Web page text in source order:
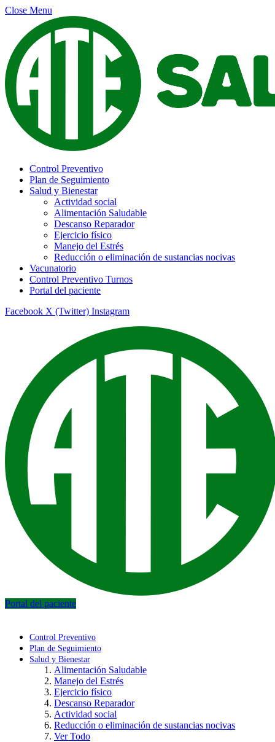
Close Menu
Control Preventivo
Plan de Seguimiento
Salud y Bienestar
Actividad social
Alimentación Saludable
Descanso Reparador
Ejercicio físico
Manejo del Estrés
Reducción o eliminación de sustancias nocivas
Vacunatorio
Control Preventivo Turnos
Portal del paciente
Facebook X (Twitter) Instagram
Portal del paciente
Control Preventivo
Plan de Seguimiento
Salud y Bienestar
Alimentación Saludable
Manejo del Estrés
Ejercicio físico
Descanso Reparador
Actividad social
Reducción o eliminación de sustancias nocivas
Ver Todo